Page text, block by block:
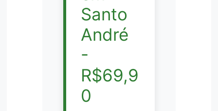
Santo
André
-
R$69,9
0